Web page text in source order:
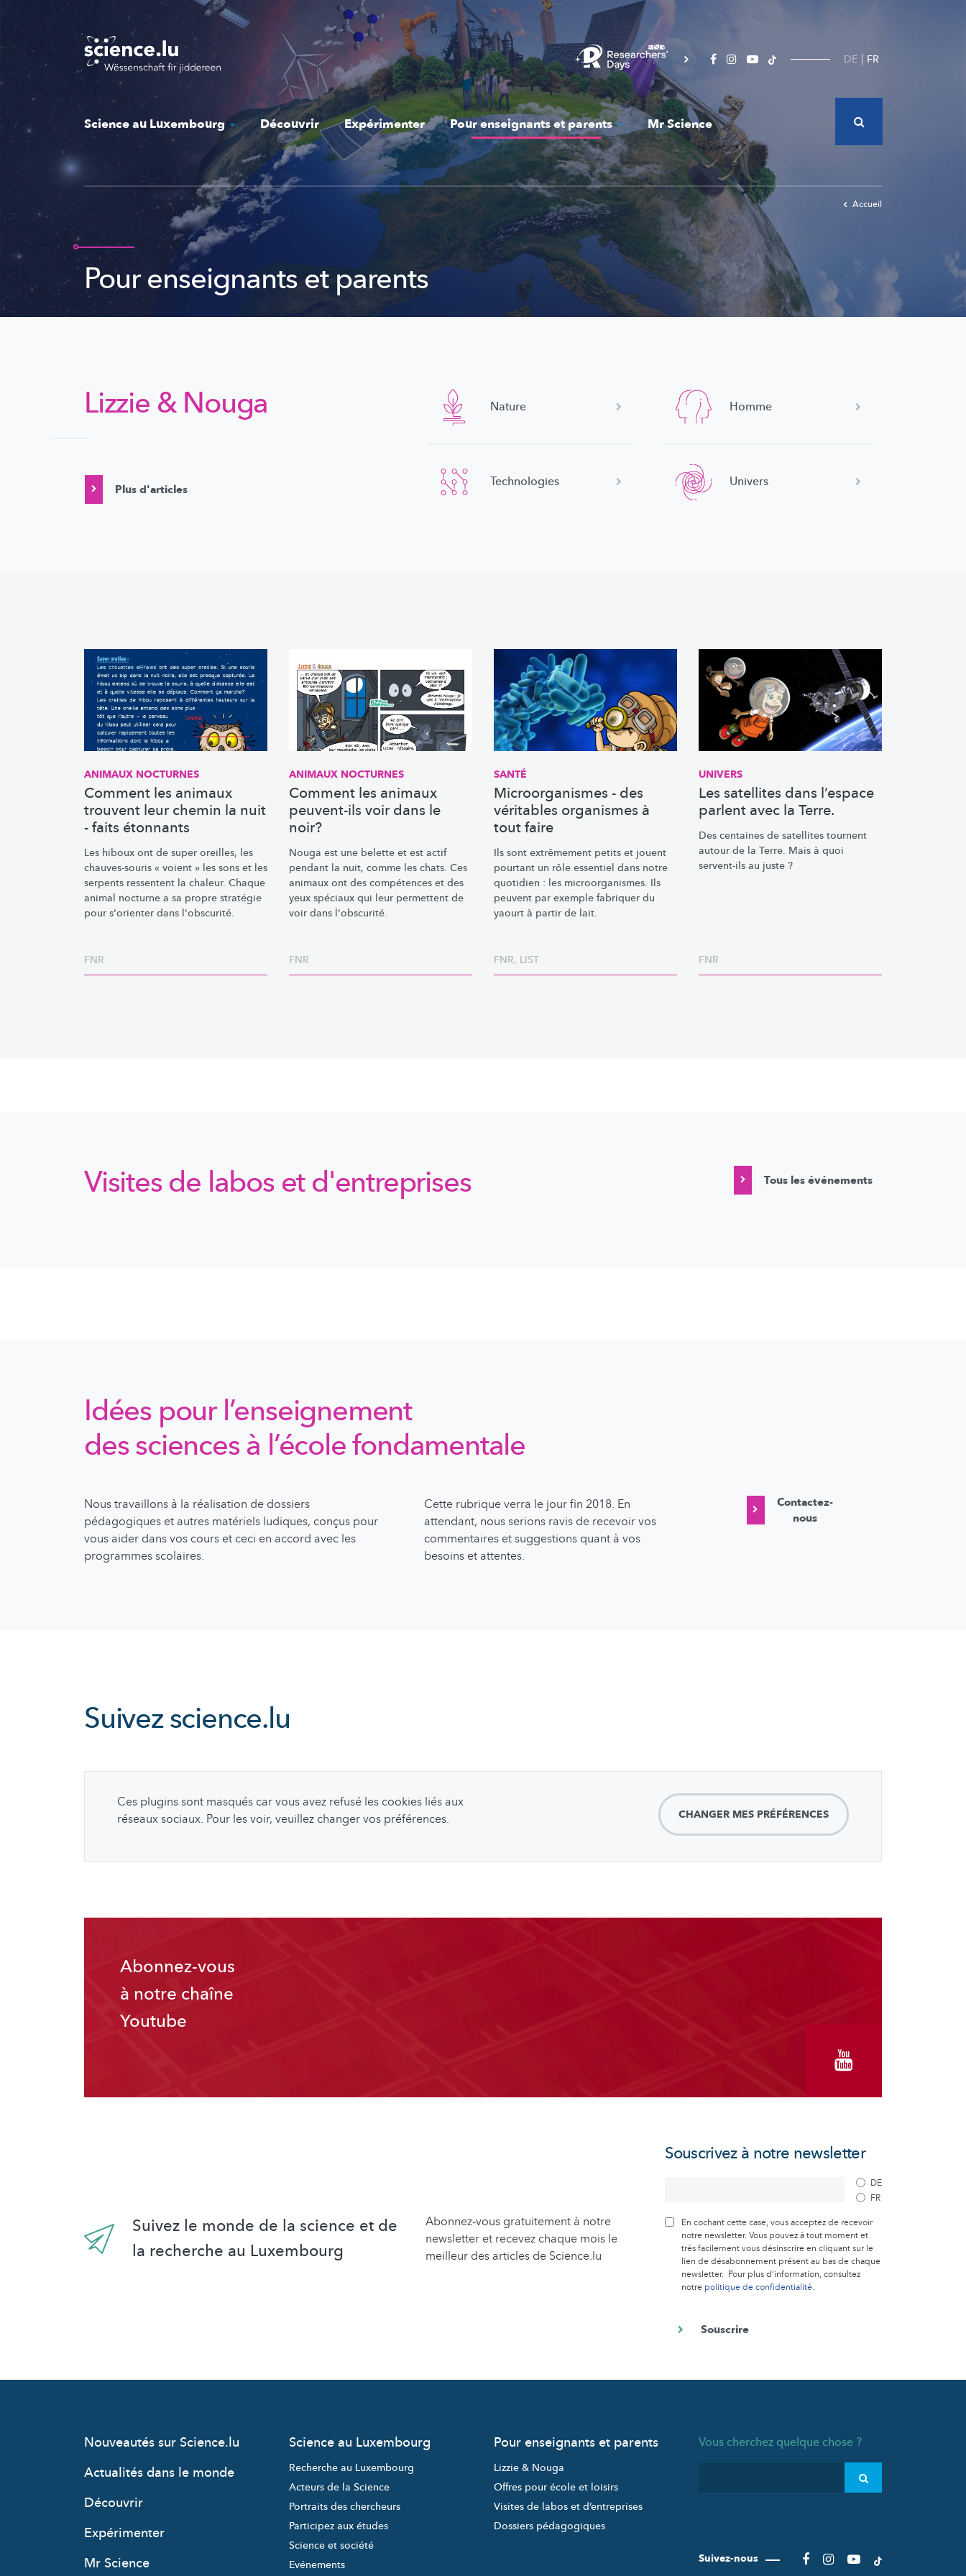
Skip
to
main
content
DE FR
Science au Luxembourg Découvrir Expérimenter Pour enseignants et parents Mr Science
Accueil
Pour enseignants et parents
Lizzie & Nouga
Plus d'articles
Nature Homme
Technologies Univers
ANIMAUX NOCTURNES
Comment les animaux
trouvent leur chemin la nuit
- faits étonnants
Les hiboux ont de super oreilles, les
chauves-souris « voient » les sons et les
serpents ressentent la chaleur. Chaque
animal nocturne a sa propre stratégie
pour s'orienter dans l'obscurité.
FNR
ANIMAUX NOCTURNES
Comment les animaux
peuvent-ils voir dans le
noir?
Nouga est une belette et est actif
pendant la nuit, comme les chats. Ces
animaux ont des compétences et des
yeux spéciaux qui leur permettent de
voir dans l'obscurité.
FNR
SANTÉ
Microorganismes - des
véritables organismes à
tout faire
Ils sont extrêmement petits et jouent
pourtant un rôle essentiel dans notre
quotidien : les microorganismes. Ils
peuvent par exemple fabriquer du
yaourt à partir de lait.
FNR, LIST
UNIVERS
Les satellites dans l’espace
parlent avec la Terre.
Des centaines de satellites tournent
autour de la Terre. Mais à quoi
servent-ils au juste ?
FNR
Visites de labos et d'entreprises Tous les événements
Idées pour l’enseignement
des sciences à l’école fondamentale
Nous travaillons à la réalisation de dossiers
pédagogiques et autres matériels ludiques, conçus pour
vous aider dans vos cours et ceci en accord avec les
programmes scolaires.
Cette rubrique verra le jour fin 2018. En
attendant, nous serions ravis de recevoir vos
commentaires et suggestions quant à vos
besoins et attentes.
Contactez-
nous
Suivezscience.lu
Ces plugins sont masqués car vous avez refusé les cookies liés aux
réseaux sociaux. Pour les voir, veuillez changer vos préférences.
CHANGER MES PRÉFÉRENCES
Abonnez-vous
à notre chaîne
Youtube
Suivez le monde de la science et de
la recherche au Luxembourg
Abonnez-vous gratuitement à notre
newsletter et recevez chaque mois le
meilleur des articles de Science.lu
Souscrivez à notre newsletter
DE
FR
En cochant cette case, vous acceptez de recevoir
notre newsletter. Vous pouvez à tout moment et
très facilement vous désinscrire en cliquant sur le
lien de désabonnement présent au bas de chaque
newsletter. Pour plus d’information, consultez
notre politique de confidentialité.
Nouveautés sur Science.lu
Actualités dans le monde
Découvrir
Expérimenter
Mr Science
Science au Luxembourg
Recherche au Luxembourg
Acteurs de la Science
Portraits des chercheurs
Participez aux études
Science et société
Evénements
Pour enseignants et parents
Lizzie & Nouga
Offres pour école et loisirs
Visites de labos et d’entreprises
Dossiers pédagogiques
Vous cherchez quelque chose ?
Suivez-nous